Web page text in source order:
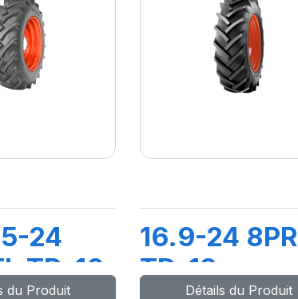
24
TD-10
du Produit
16.9-24 8PR
TD-13
Détails du Produit